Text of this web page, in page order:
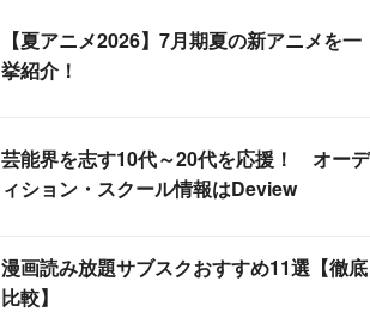
【夏アニメ2026】7月期夏の新アニメを一
挙紹介！
芸能界を志す10代～20代を応援！ オーデ
ィション・スクール情報はDeview
漫画読み放題サブスクおすすめ11選【徹底
比較】